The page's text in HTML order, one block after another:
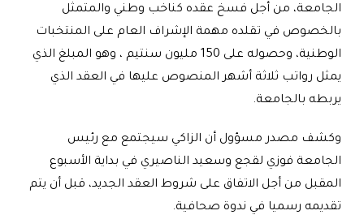
الجامعة، من أجل فسخ عقده كناخب وطني والمتمثل
بالخصوص في تقلده مهمة الإشراف العام على المنتخبات
الوطنية، وحصوله على 150 مليون سنتيم ، وهو المبلغ الذي
يمثل رواتب ثلاثة أشهر المنصوص عليها في العقد الذي
يربطه بالجامعة.
وكشف مصدر مسؤول أن الزاكي سيجتمع مع رئيس
الجامعة فوزي لقجع وسعيد الناصيري في بداية الأسبوع
المقبل من أجل الاتفاق على شروط العقد الجديد، قبل أن يتم
تقديمه رسميا في ندوة صحافية.